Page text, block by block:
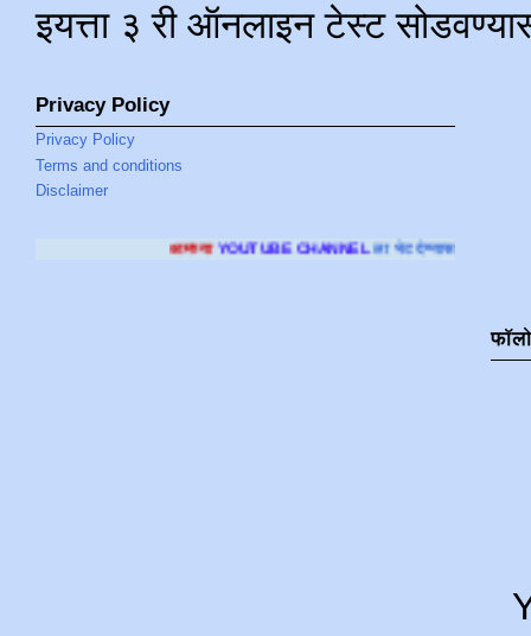
इयत्ता ३ री ऑनलाइन टेस्ट
Privacy Policy
Privacy Policy
Terms and conditions
Disclaimer
YOUTUBE CHANNELला भेट देण्यासाठी क्लिक करा.